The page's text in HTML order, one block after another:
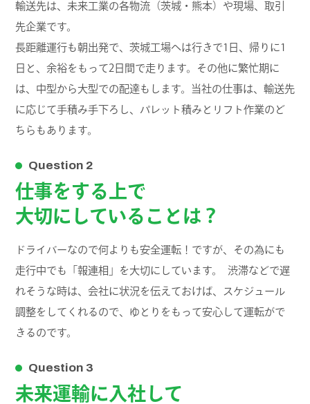
輸送先は、未来工業の各物流（茨城・熊本）や現場、取引
先企業です。
長距離運行も朝出発で、茨城工場へは行きで1日、帰りに1
日と、余裕をもって2日間で走ります。その他に繁忙期に
は、中型から大型での配達もします。当社の仕事は、輸送先
に応じて手積み手下ろし、パレット積みとリフト作業のど
ちらもあります。
Question 2
仕事をする上で
大切にしていることは？
ドライバーなので何よりも安全運転！ですが、その為にも
走行中でも「報連相」を大切にしています。 渋滞などで遅
れそうな時は、会社に状況を伝えておけば、スケジュール
調整をしてくれるので、ゆとりをもって安心して運転がで
きるのです。
Question 3
未来運輸に入社して